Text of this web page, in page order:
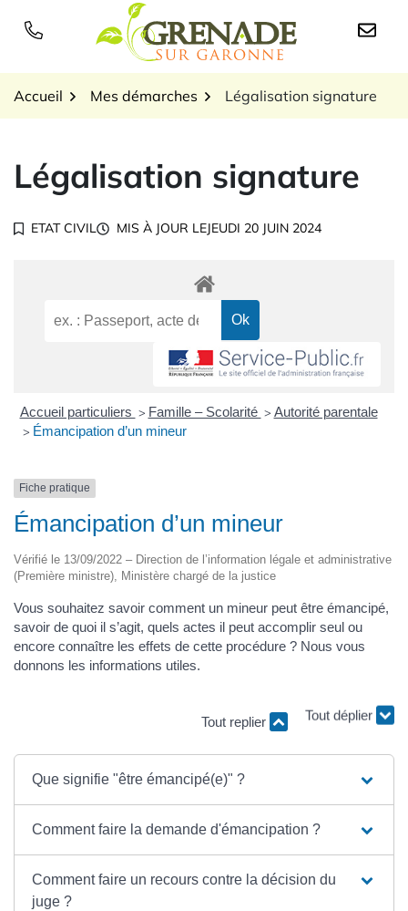
Logo Grenade sur
Accueil Mes démarches Légalisation signature
Légalisation signature
ETAT CIVIL MIS À JOUR LEJEUDI 20 JUIN 2024
Accueil particuliers > Famille – Scolarité > Autorité parentale
> Émancipation d’un mineur
Fiche pratique
Émancipation d’un mineur
Vérifié le 13/09/2022 – Direction de l’information légale et administrative
(Première ministre), Ministère chargé de la justice
Vous souhaitez savoir comment un mineur peut être émancipé,
savoir de quoi il s’agit, quels actes il peut accomplir seul ou
encore connaître les effets de cette procédure ? Nous vous
donnons les informations utiles.
Tout replier Tout déplier
Que signifie "être émancipé(e)" ?
Comment faire la demande d'émancipation ?
Comment faire un recours contre la décision du
juge ?